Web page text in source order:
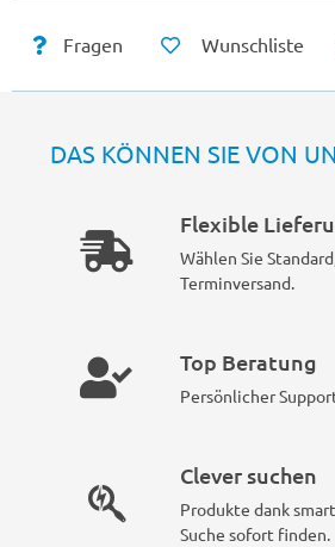
Fragen Wunschliste
DAS KÖNNEN SIE VON
Flexible
Wählen Sie
Terminversand.
Top Beratung
Persönlicher
Clever suchen
Produkte dank
Suche sofort finden.